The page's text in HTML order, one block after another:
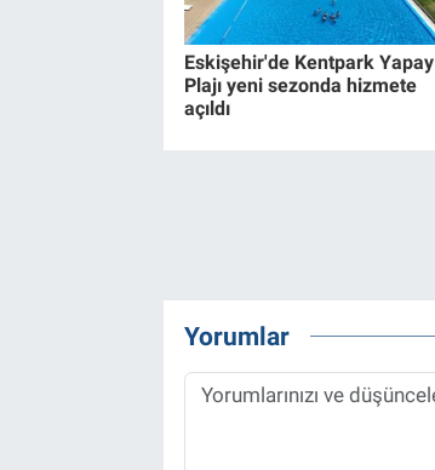
Eskişehir'de Kentpark Yapay
Plajı yeni sezonda hizmete
açıldı
Yorumlar